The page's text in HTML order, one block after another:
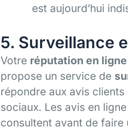
est aujourd’hui
5. Surveillance
Votre réputation en ligne
propose un service de
répondre aux avis
sociaux. Les avis en
consultent avant de faire